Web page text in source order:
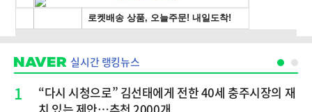
실시간 랭킹뉴스
1
“다시 시청으로” 김선태에게 전한 40세 충주시장의 재